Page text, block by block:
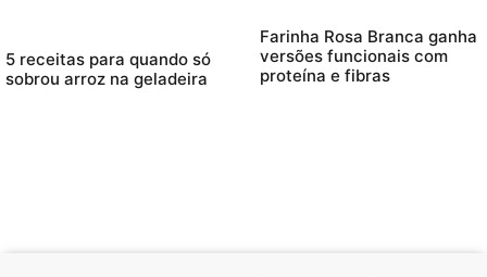
5 receitas para quando só
sobrou arroz na geladeira
Farinha Rosa Branca ganha
versões funcionais com
proteína e fibras